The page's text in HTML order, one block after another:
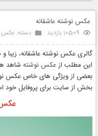
عکس نوشته عاشقانه
10509 بازدید دسته: عکس
گالری عکس نوشته عاشقانه، زیبا
این مطلب از عکس نوشته شاهد
بعضی از ویژگی های خاص عکس
بخش از سایت برای پروفایل خود
عکس